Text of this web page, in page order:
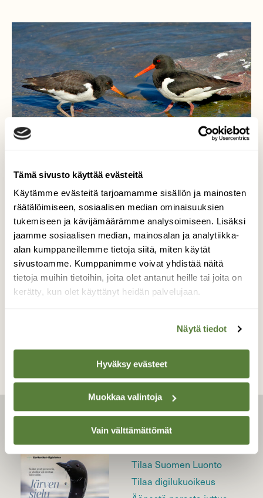
Tämä sivusto käyttää evästeitä
Käytämme evästeitä tarjoamamme sisällön ja mainosten
räätälöimiseen, sosiaalisen median ominaisuuksien
tukemiseen ja kävijämäärämme analysoimiseen. Lisäksi
jaamme sosiaalisen median, mainosalan ja analytiikka-
alan kumppaneillemme tietoja siitä, miten käytät
sivustoamme. Kumppanimme voivat yhdistää näitä
tietoja muihin tietoihin, joita olet antanut heille tai joita on
kerätty, kun olet käyttänyt heidän palvelujaan.
Näytä tiedot
Hyväksy evästeet
Muokkaa valintoja
Vain välttämättömät
Meriharakat
Poikanen on kasvanut jo melkein emon
kokoiseksi.
Valokuvaaja: Reijo Juurinen, Helsinki Kesäkuu
LEHTI
Uusin lehti
Tilaa Suomen Luonto
Tilaa digilukuoikeus